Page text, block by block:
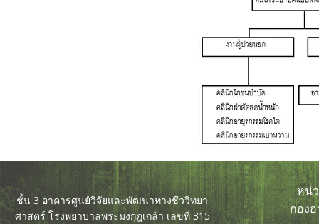
หน่
กอง
ชั้น 3 อาคารศูนย์วิจัยและพัฒนาทางชีววิทยา
ศาสตร์ โรงพยาบาลพระมงกุฎเกล้า เลขที่ 315